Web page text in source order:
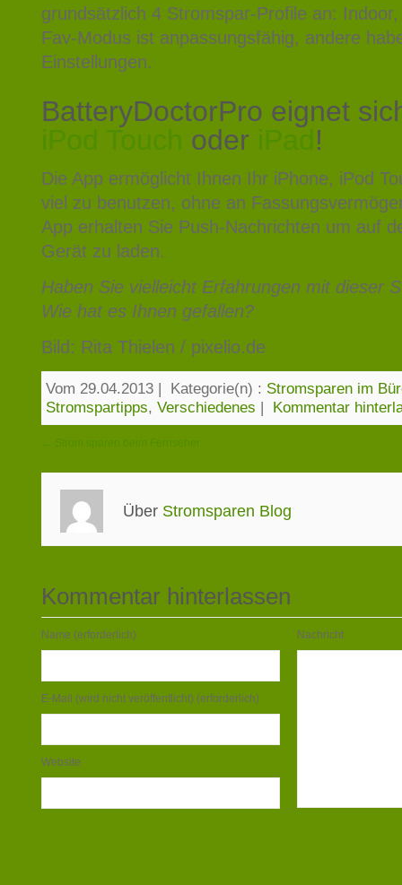
grundsätzlich 4 Stromspar-Profile an:
Fav-Modus ist anpassungsfähig, andere
Einstellungen.
BatteryDoctorPro eignet
iPod Touch
oder iPad !
Die App ermöglicht Ihnen Ihr iPhone, iPod
viel zu benutzen, ohne an
App erhalten Sie Push-Nachrichten um auf
Gerät zu laden.
Haben Sie vielleicht Erfahrungen mit dieser
Wie hat es Ihnen gefallen?
Bild: Rita Thielen / pixelio.de
Vom 29.04.2013 | Kategorie(n) : Stromsparen im
Stromspartipps, Verschiedenes | Kommentar
← Strom sparen beim Fernseher
Über Stromsparen Blog
Kommentar hinterlassen
Name (erforderlich)
E-Mail (wird nicht veröffentlicht) (erforderlich)
Website
Nachricht